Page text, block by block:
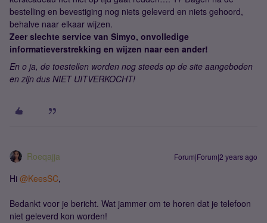
bestelling en bevestiging nog niets geleverd en niets gehoord,
behalve naar elkaar wijzen.
Zeer slechte service van Simyo, onvolledige
informatieverstrekking en wijzen naar een ander!
En o ja, de toestellen worden nog steeds op de site aangeboden
en zijn dus NIET UITVERKOCHT!
Roeqajja Forum|Forum|2 years ago
Hi @KeesSC,
Bedankt voor je bericht. Wat jammer om te horen dat je telefoon
niet geleverd kon worden!